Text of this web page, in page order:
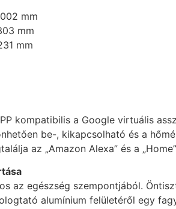
mm
mm
mm
kompatibilis a Google virtuális
be-, kikapcsolható és a
az „Amazon Alexa” és a
az egészség szempontjából.
alumínium felületéről egy